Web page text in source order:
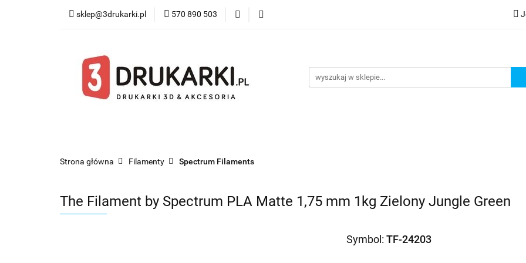
sklep@3drukarki.pl 570 890 503
Blog Bestsellery
Strona główna Filamenty Spectrum Filaments
The Filament by Spectrum PLA Matte 1,75 mm 1kg Zielony Jungle Green
Symbol: TF-24203